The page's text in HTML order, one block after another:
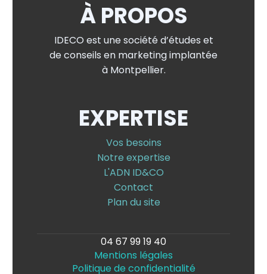
À PROPOS
IDECO est une société d’études et
de conseils en marketing implantée
à Montpellier.
EXPERTISE
Vos besoins
Notre expertise
L'ADN ID&CO
Contact
Plan du site
04 67 99 19 40
Mentions légales
Politique de confidentialité